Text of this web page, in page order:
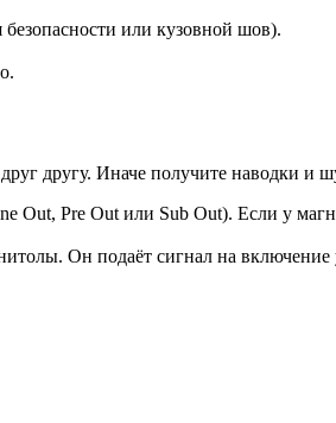
или кузовной шов).
другу. Иначе получите наводки и
Pre Out или Sub Out). Если у
Он подаёт сигнал на включение